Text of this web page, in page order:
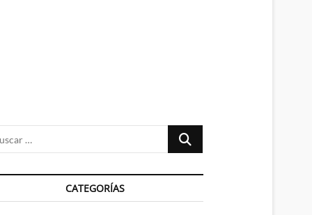
Buscar
CATEGORÍAS